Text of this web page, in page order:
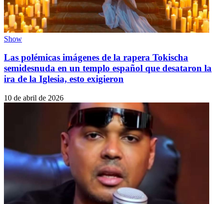
Show
Las polémicas imágenes de la rapera Tokischa
semidesnuda en un templo español que desataron la
ira de la Iglesia, esto exigieron
10 de abril de 2026